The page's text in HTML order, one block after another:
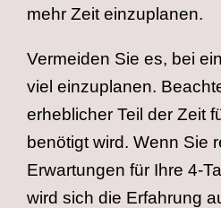
mehr Zeit einzuplanen.
Vermeiden Sie es, bei
viel einzuplanen.
erheblicher Teil der Zeit
benötigt wird. Wenn Sie
Erwartungen für Ihre 4-
wird sich die Erfahrung